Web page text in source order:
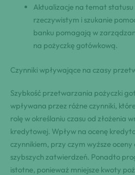
Aktualizacje na temat statusu
rzeczywistym i szukanie
banku pomagają w
na pożyczkę gotówkową.
Czynniki wpływające na czasy
Szybkość przetwarzania pożyczki
wpływana przez różne czynniki,
rolę w określaniu czasu od złożenia
kredytowej. Wpływ na ocenę
czynnikiem, przy czym wyższe
szybszych zatwierdzeń. Ponadto
istotne, ponieważ mniejsze kwoty